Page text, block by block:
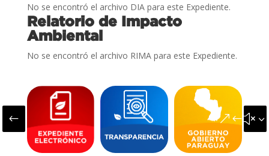
No se encontró el archivo DIA para este Expediente.
Relatorio de Impacto
Ambiental
No se encontró el archivo RIMA para este Expediente.
#